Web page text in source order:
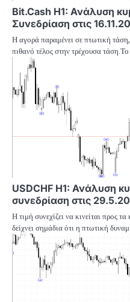
Bit.Cash H1: Ανάλυση
Συνεδρίαση στις
Η αγορά παραμένει σε πτωτική
πιθανό τέλος στην τρέχουσα
USDCHF H1: Ανάλυση
συνεδρίαση στις
Η τιμή συνεχίζει να κινείται προς
δείχνει σημάδια ότι η πτωτική